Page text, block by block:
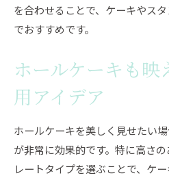
を合わせることで、ケーキやス
でおすすめです。
ホールケーキも
用アイデア
ホールケーキを美しく見せたい
が非常に効果的です。特に高さ
レートタイプを選ぶことで、ケ